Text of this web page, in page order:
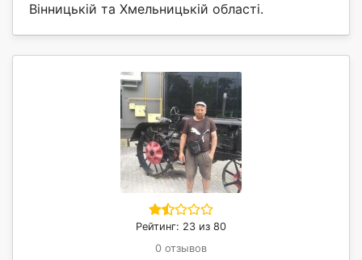
Вінницькій та Хмельницькій області.
Рейтинг: 23 из 80
0 отзывов